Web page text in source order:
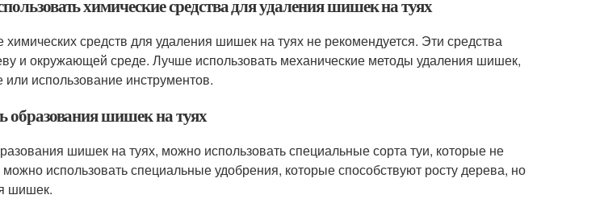
химические средства для удаления шишек на туях
химических средств для удаления шишек на туях не рекомендуется. Эти средства
и окружающей среде. Лучше использовать механические методы удаления шишек,
или использование инструментов.
образования шишек на туях
шишек на туях, можно использовать специальные сорта туи, которые не
использовать специальные удобрения, которые способствуют росту дерева, но
шишек.